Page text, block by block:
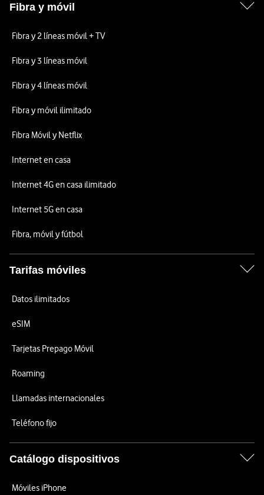
Fibra y móvil
Fibra y 2 líneas móvil + TV
Fibra y 3 líneas móvil
Fibra y 4 líneas móvil
Fibra y móvil ilimitado
Fibra Móvil y Netflix
Internet en casa
Internet 4G en casa ilimitado
Internet 5G en casa
Fibra, móvil y fútbol
Tarifas móviles
Datos ilimitados
eSIM
Tarjetas Prepago Móvil
Roaming
Llamadas internacionales
Teléfono fijo
Catálogo dispositivos
Móviles iPhone